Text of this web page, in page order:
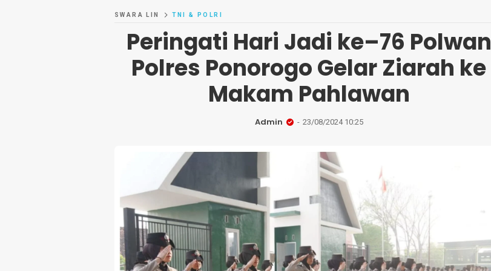
SWARA LIN TNI & POLRI
Peringati Hari Jadi ke–76 Polwan
Polres Ponorogo Gelar Ziarah ke
Makam Pahlawan
Admin 23/08/2024 10:25